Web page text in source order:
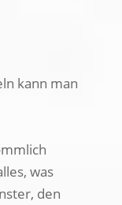
kann man
was
den